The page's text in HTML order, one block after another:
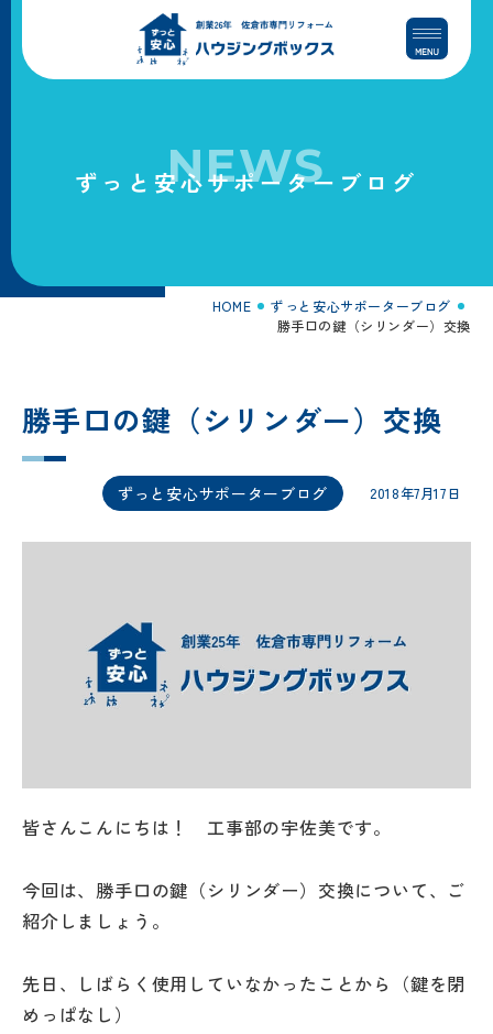
プ
動
ずっと安心サポーターブログ
NEWS
HOME
ずっと安心サポーターブログ
勝手口の鍵（シリンダー）交換
勝手口の鍵（シリンダー）交換
ずっと安心サポーターブログ 2018年7月17日
皆さんこんにちは！ 工事部の宇佐美です。
今回は、勝手口の鍵（シリンダー）交換について、ご
紹介しましょう。
先日、しばらく使用していなかったことから（鍵を閉
めっぱなし）